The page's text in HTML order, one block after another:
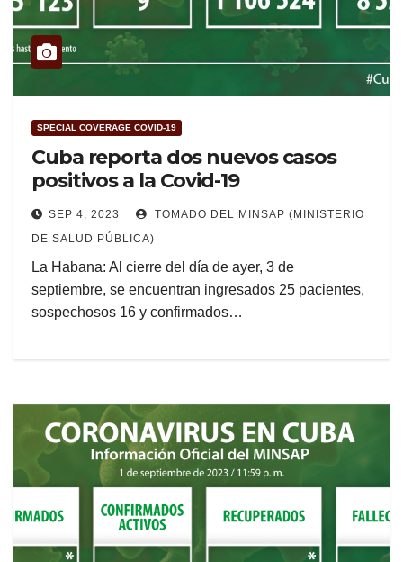
SPECIAL COVERAGE COVID-19
Cuba reporta dos nuevos casos
positivos a la Covid-19
SEP 4, 2023
TOMADO DEL MINSAP (MINISTERIO
DE SALUD PÚBLICA)
La Habana: Al cierre del día de ayer, 3 de
septiembre, se encuentran ingresados 25 pacientes,
sospechosos 16 y confirmados…